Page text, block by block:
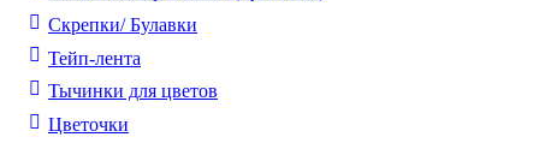
Скрепки/ Булавки
Тейп-лента
Тычинки для цветов
Цветочки